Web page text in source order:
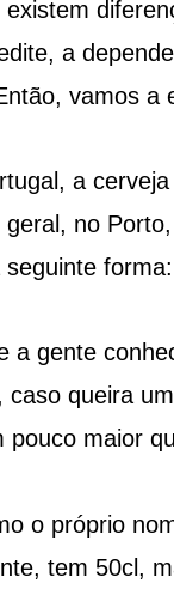
existem
a
vamos a
a
no
forma:
a gente
queira
pouco maior
o próprio
tem 50cl,